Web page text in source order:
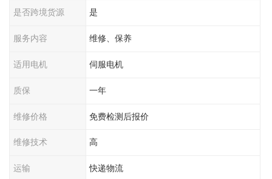
是否跨境货源 是
服务内容 维修、保养
适用电机 伺服电机
质保 一年
维修价格 免费检测后报价
维修技术 高
运输 快递物流